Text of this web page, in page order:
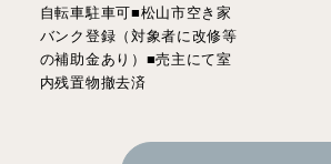
自転車駐車可■松山市空き家
バンク登録（対象者に改修等
の補助金あり）■売主にて室
内残置物撤去済